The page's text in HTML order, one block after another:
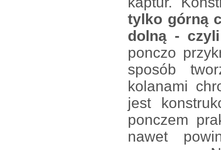
tylko górną
dolną -
ponczo
sposób
kolanami
jest
ponczem
nawet